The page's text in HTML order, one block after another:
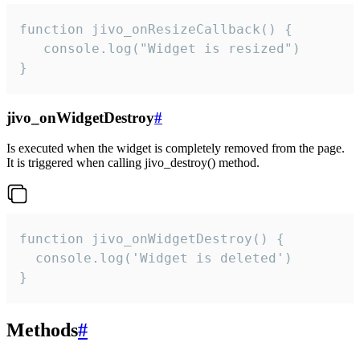
function jivo_onResizeCallback() {
   console.log("Widget is resized")
}
jivo_onWidgetDestroy#
Is executed when the widget is completely removed from the page.
It is triggered when calling jivo_destroy() method.
function jivo_onWidgetDestroy() {
  console.log('Widget is deleted')
}
Methods#